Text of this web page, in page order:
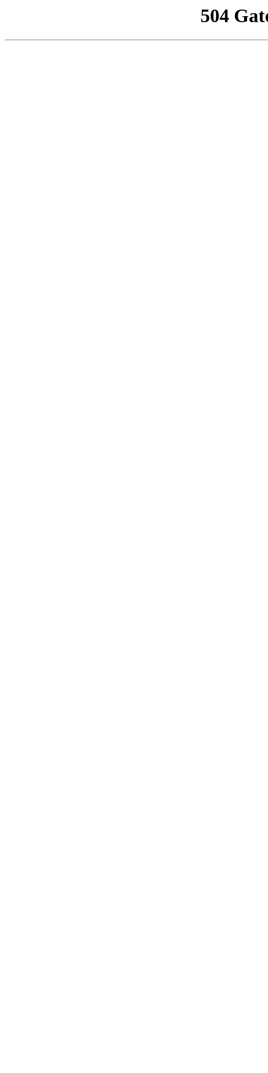
504